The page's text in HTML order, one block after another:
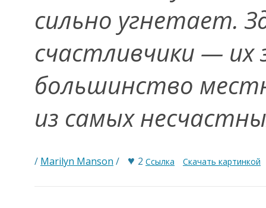
сильно угнетает.
счастливчики — их
большинство
из самых
/ Marilyn Manson / ♥ 2 Ссылка Скачать картинкой